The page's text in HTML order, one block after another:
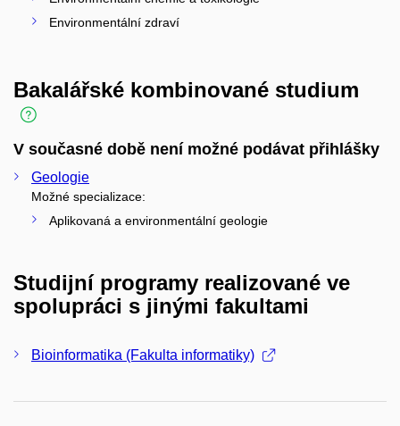
Environmentální zdraví
Bakalářské kombinované studium
V současné době není možné podávat přihlášky
Geologie
Možné specializace:
Aplikovaná a environmentální geologie
Studijní programy realizované ve
spolupráci s jinými fakultami
Bioinformatika (Fakulta informatiky)